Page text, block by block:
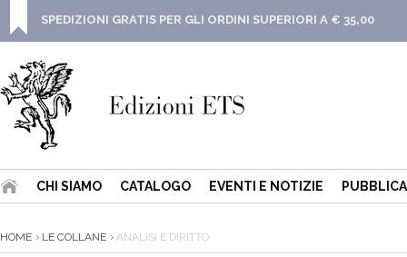
SPEDIZIONI GRATIS PER GLI ORDINI SUPERIORI A € 35,00
CHI SIAMO CATALOGO EVENTI E NOTIZIE
HOME LE COLLANE ANALISI E DIRITTO